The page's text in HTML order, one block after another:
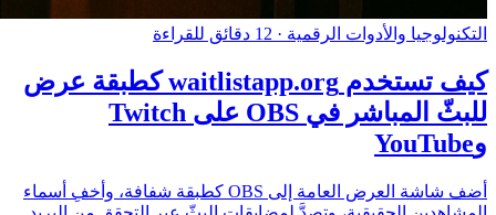
التكنولوجيا والأدوات الرقمية · 12 دقائق للقراءة
كيف تستخدم waitlistapp.org كطبقة عرض
للبثّ المباشر في OBS على Twitch
وYouTube
أضف شاشة العرض العامة إلى OBS كطبقة شفافة، وأخفِ أسماء